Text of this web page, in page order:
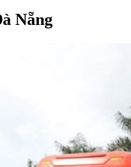
Nẵng